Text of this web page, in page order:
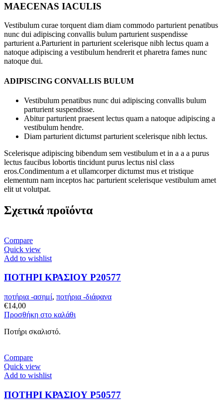
MAECENAS IACULIS
Vestibulum curae torquent diam diam commodo parturient penatibus
nunc dui adipiscing convallis bulum parturient suspendisse
parturient a.Parturient in parturient scelerisque nibh lectus quam a
natoque adipiscing a vestibulum hendrerit et pharetra fames nunc
natoque dui.
ADIPISCING CONVALLIS BULUM
Vestibulum penatibus nunc dui adipiscing convallis bulum
parturient suspendisse.
Abitur parturient praesent lectus quam a natoque adipiscing a
vestibulum hendre.
Diam parturient dictumst parturient scelerisque nibh lectus.
Scelerisque adipiscing bibendum sem vestibulum et in a a a purus
lectus faucibus lobortis tincidunt purus lectus nisl class
eros.Condimentum a et ullamcorper dictumst mus et tristique
elementum nam inceptos hac parturient scelerisque vestibulum amet
elit ut volutpat.
Σχετικά προϊόντα
Compare
Quick view
Add to wishlist
ΠΟΤΗΡΙ ΚΡΑΣΙΟΥ P20577
ποτήρια -ασημί, ποτήρια -διάφανα
€14,00
Προσθήκη στο καλάθι
Ποτήρι σκαλιστό.
Compare
Quick view
Add to wishlist
ΠΟΤΗΡΙ ΚΡΑΣΙΟΥ P50577